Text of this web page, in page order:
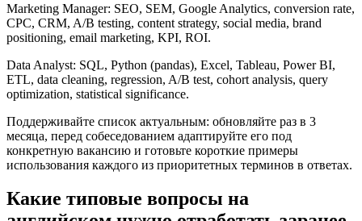
Marketing Manager: SEO, SEM, Google Analytics, conversion rate,
CPC, CRM, A/B testing, content strategy, social media, brand
positioning, email marketing, KPI, ROI.
Data Analyst: SQL, Python (pandas), Excel, Tableau, Power BI,
ETL, data cleaning, regression, A/B test, cohort analysis, query
optimization, statistical significance.
Поддерживайте список актуальным: обновляйте раз в 3
месяца, перед собеседованием адаптируйте его под
конкретную вакансию и готовьте короткие примеры
использования каждого из приоритетных терминов в ответах.
Какие типовые вопросы на